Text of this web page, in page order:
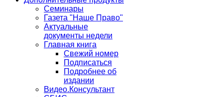
Семинары
Газета "Наше Право"
Актуальные
документы недели
Главная книга
Свежий номер
Подписаться
Подробнее об
издании
Видео.Консультант